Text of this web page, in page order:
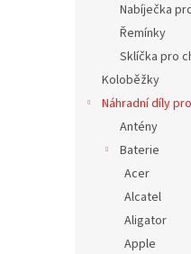
Nabíječka
Řemínky
Sklíčka pro
Koloběžky
Náhradní díly
Antény
Baterie
Acer
Alcatel
Aligator
Apple